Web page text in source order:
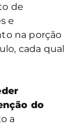
de
e
na porção
cada qual
do
a